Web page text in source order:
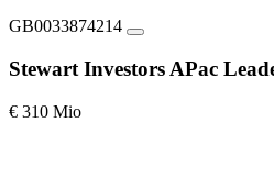
GB0033874214
Stewart Investors APac
€ 310 Mio